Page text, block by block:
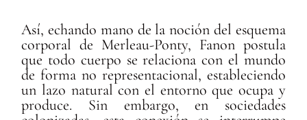
Así, echando mano de la noción del esquema
corporal de Merleau-Ponty, Fanon postula
que todo cuerpo se relaciona con el mundo
de forma no representacional, estableciendo
un lazo natural con el entorno que ocupa y
produce. Sin embargo, en sociedades